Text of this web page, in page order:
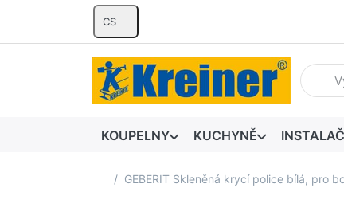
CS
KOUPELNY KUCHYNĚ
Domovská stránka
GEBERIT Skleněná krycí police bílá, pro